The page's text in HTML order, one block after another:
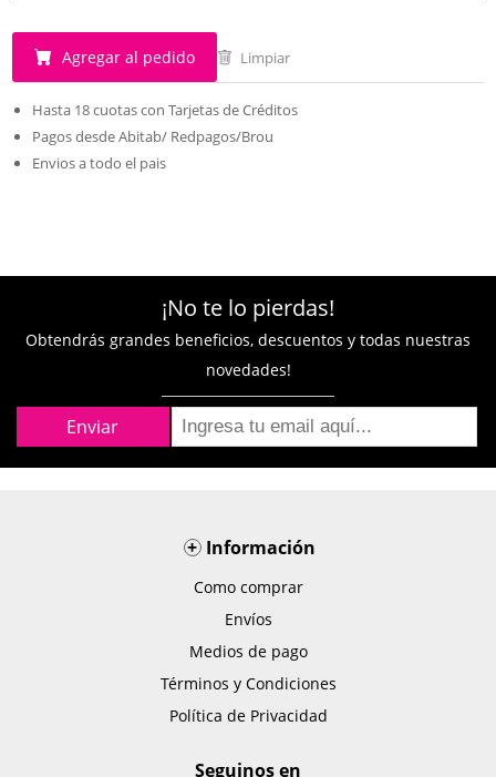
Agregar al pedido Limpiar
Hasta 18 cuotas con Tarjetas de Créditos
Pagos desde Abitab/ Redpagos/Brou
Envios a todo el pais
¡No te lo pierdas!
Obtendrás grandes beneficios, descuentos y todas nuestras
novedades!
+Información
Como comprar
Envíos
Medios de pago
Términos y Condiciones
Política de Privacidad
Seguinos en